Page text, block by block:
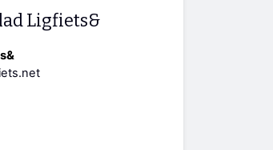
Ligfiets&